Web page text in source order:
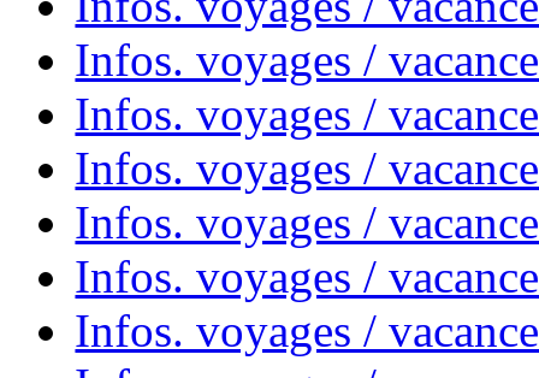
Infos. voyages /
Infos. voyages /
Infos. voyages /
Infos. voyages /
Infos. voyages /
Infos. voyages /